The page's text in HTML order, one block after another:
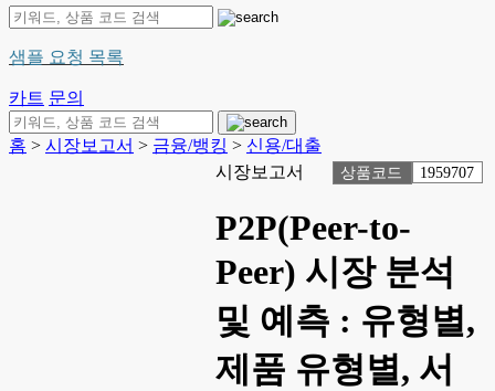
샘플 요청 목록
카트 문의
홈 > 시장보고서 > 금융/뱅킹 > 신용/대출
시장보고서
상품코드 1959707
P2P(Peer-to-
Peer) 시장 분석
및 예측 : 유형별,
제품 유형별, 서